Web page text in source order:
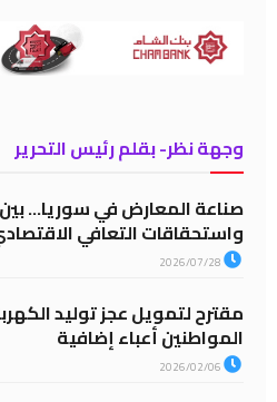
وجهة نظر- بقلم رئيس التحرير
صناعة المعارض في سوريا…
واستحقاقات التعافي
مقترح لتمويل عجز توليد
المواطنين أعباء إضافية